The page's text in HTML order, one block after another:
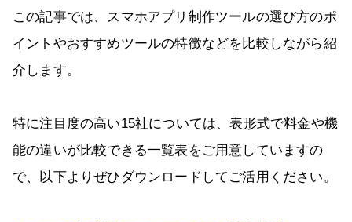
この記事では、スマホアプリ制作ツールの選び方のポ
イントやおすすめツールの特徴などを比較しながら紹
介します。
特に注目度の高い15社については、表形式で料金や機
能の違いが比較できる一覧表をご用意していますの
で、以下よりぜひダウンロードしてご活用ください。